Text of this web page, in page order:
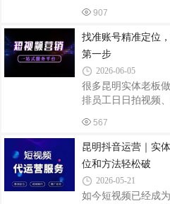
成标配。建议同时
营账号，拍摄杂乱
装修公司、家装业
定获客，选对专业
头厂家协同发展，
很多昆明建材源头
多痛点。商家不懂
放产品，罗列材质
化内容，前三秒无
907
找准账号精准定位
第一步
2026-06-05
很多昆明实体老板
排员工日日拍视频
把抖音做成稳定获
行，前期系统化专
规划，后续拍摄、
微正短视频运营，
昆明各类企业夯实
期定位，直接决定
567
昆明抖音运营｜实
位和方法轻松破
2026-05-21
如今短视频已经成